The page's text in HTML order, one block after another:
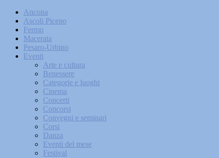
Ancona
Ascoli Piceno
Fermo
Macerata
Pesaro-Urbino
Eventi
Arte e cultura
Benessere
Categorie e luoghi
Cinema
Concerti
Concorsi
Convegni e seminari
Corsi
Danza
Eventi del mese
Festival